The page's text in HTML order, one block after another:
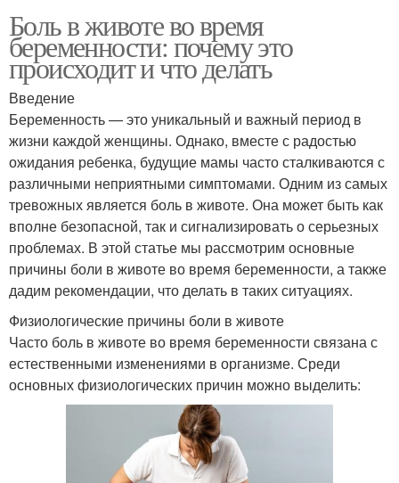
Боль в животе во время
беременности: почему это
происходит и что делать
Введение
Беременность — это уникальный и важный период в
жизни каждой женщины. Однако, вместе с радостью
ожидания ребенка, будущие мамы часто сталкиваются с
различными неприятными симптомами. Одним из самых
тревожных является боль в животе. Она может быть как
вполне безопасной, так и сигнализировать о серьезных
проблемах. В этой статье мы рассмотрим основные
причины боли в животе во время беременности, а также
дадим рекомендации, что делать в таких ситуациях.
Физиологические причины боли в животе
Часто боль в животе во время беременности связана с
естественными изменениями в организме. Среди
основных физиологических причин можно выделить: